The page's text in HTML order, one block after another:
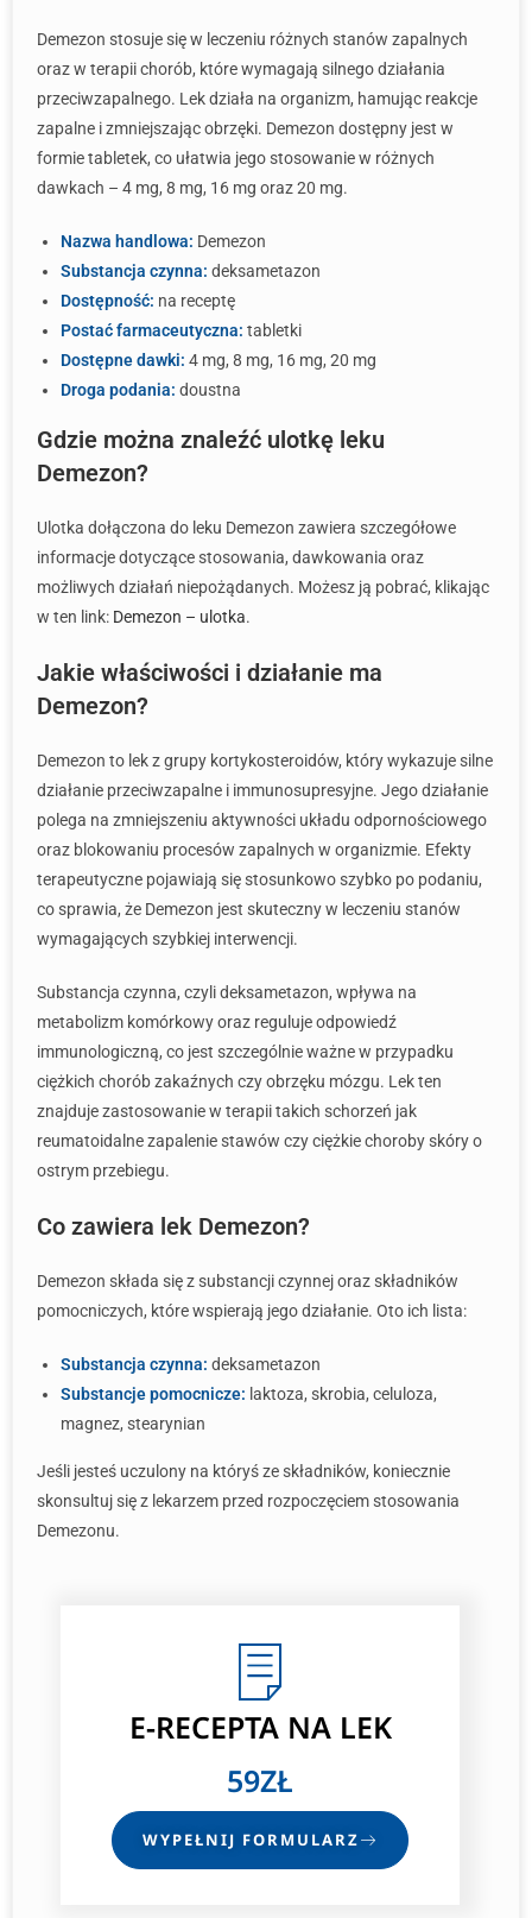
Demezon stosuje się w leczeniu różnych stanów zapalnych
oraz w terapii chorób, które wymagają silnego działania
przeciwzapalnego. Lek działa na organizm, hamując reakcje
zapalne i zmniejszając obrzęki. Demezon dostępny jest w
formie tabletek, co ułatwia jego stosowanie w różnych
dawkach – 4 mg, 8 mg, 16 mg oraz 20 mg.
Nazwa handlowa: Demezon
Substancja czynna: deksametazon
Dostępność: na receptę
Postać farmaceutyczna: tabletki
Dostępne dawki: 4 mg, 8 mg, 16 mg, 20 mg
Droga podania: doustna
Gdzie można znaleźć ulotkę leku
Demezon?
Ulotka dołączona do leku Demezon zawiera szczegółowe
informacje dotyczące stosowania, dawkowania oraz
możliwych działań niepożądanych. Możesz ją pobrać, klikając
w ten link: Demezon – ulotka.
Jakie właściwości i działanie ma
Demezon?
Demezon to lek z grupy kortykosteroidów, który wykazuje silne
działanie przeciwzapalne i immunosupresyjne. Jego działanie
polega na zmniejszeniu aktywności układu odpornościowego
oraz blokowaniu procesów zapalnych w organizmie. Efekty
terapeutyczne pojawiają się stosunkowo szybko po podaniu,
co sprawia, że Demezon jest skuteczny w leczeniu stanów
wymagających szybkiej interwencji.
Substancja czynna, czyli deksametazon, wpływa na
metabolizm komórkowy oraz reguluje odpowiedź
immunologiczną, co jest szczególnie ważne w przypadku
ciężkich chorób zakaźnych czy obrzęku mózgu. Lek ten
znajduje zastosowanie w terapii takich schorzeń jak
reumatoidalne zapalenie stawów czy ciężkie choroby skóry o
ostrym przebiegu.
Co zawiera lek Demezon?
Demezon składa się z substancji czynnej oraz składników
pomocniczych, które wspierają jego działanie. Oto ich lista:
Substancja czynna: deksametazon
Substancje pomocnicze: laktoza, skrobia, celuloza,
magnez, stearynian
Jeśli jesteś uczulony na któryś ze składników, koniecznie
skonsultuj się z lekarzem przed rozpoczęciem stosowania
Demezonu.
E-RECEPTANA LEK
59ZŁ
WYPEŁNIJ FORMULARZ